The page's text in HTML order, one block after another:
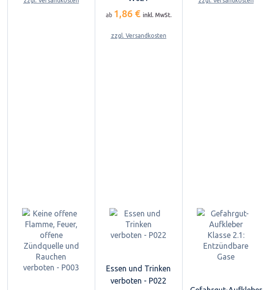
ab 1,86 € inkl. MwSt.
zzgl. Versandkosten
Essen und Trinken
verboten - P022